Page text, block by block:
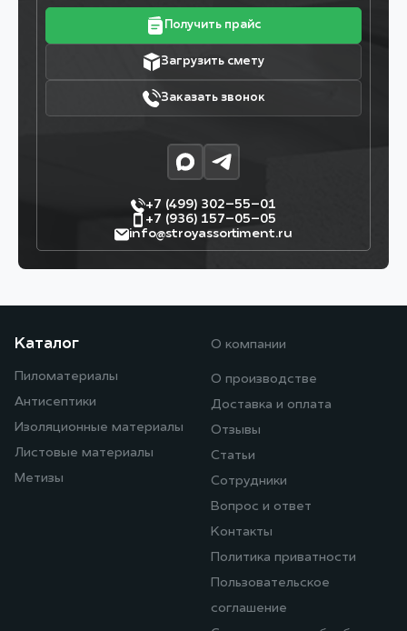
Получить прайс
Загрузить смету
Заказать звонок
+7 (499) 302–55–01
+7 (936) 157–05–05
info@stroyassortiment.ru
Каталог
Пиломатериалы
Антисептики
Изоляционные материалы
Листовые материалы
Метизы
О компании
О производстве
Доставка и оплата
Отзывы
Статьи
Сотрудники
Вопрос и ответ
Контакты
Политика приватности
Пользовательское
соглашение